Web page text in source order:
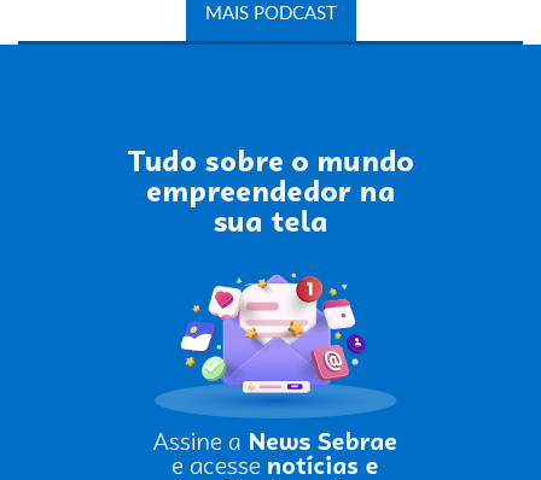
MAIS PODCAST